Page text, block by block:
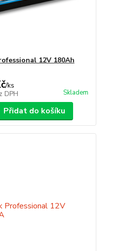
12V 180Ah
/ks
DPH Skladem
Přidat do košíku